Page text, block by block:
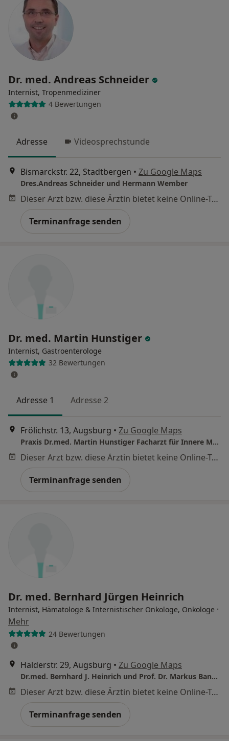
Dr. med. Andreas Schneider
Internist, Tropenmediziner
4 Bewertungen
Adresse Videosprechstunde
Bismarckstr. 22, Stadtbergen • Zu Google Maps
Dres.Andreas Schneider und Hermann Wember
Dieser Arzt bzw. diese Ärztin bietet keine Online-Terminbuchung an diesem Standort an.
Terminanfrage senden
Dr. med. Martin Hunstiger
Internist, Gastroenterologe
32 Bewertungen
Adresse 1 Adresse 2
Frölichstr. 13, Augsburg • Zu Google Maps
Praxis Dr.med. Martin Hunstiger Facharzt für Innere Medizin und Gastroenterologie
Dieser Arzt bzw. diese Ärztin bietet keine Online-Terminbuchung an diesem Standort an.
Terminanfrage senden
Dr. med. Bernhard Jürgen Heinrich
Internist, Hämatologe & Internistischer Onkologe, Onkologe ·
Mehr
24 Bewertungen
Halderstr. 29, Augsburg • Zu Google Maps
Dr.med. Bernhard J. Heinrich und Prof. Dr. Markus Bangerter
Dieser Arzt bzw. diese Ärztin bietet keine Online-Terminbuchung an diesem Standort an.
Terminanfrage senden